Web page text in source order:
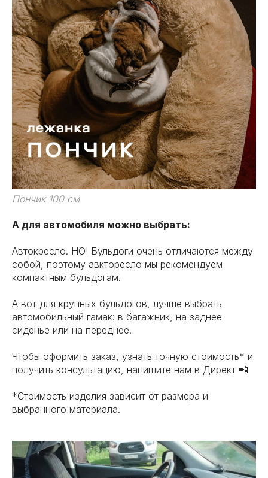
Пончик 100 см
А для автомобиля можно выбрать:
Автокресло. НО! Бульдоги очень отличаются между
собой, поэтому авкторесло мы рекомендуем
компактным бульдогам.
А вот для крупных бульдогов, лучше выбрать
автомобильный гамак: в багажник, на заднее
сиденье или на переднее.
Чтобы оформить заказ, узнать точную стоимость* и
получить консультацию, напишите нам в Директ 📲
*Стоимость изделия зависит от размера и
выбранного материала.